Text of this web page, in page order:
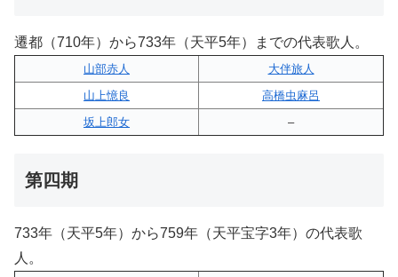
遷都（710年）から733年（天平5年）までの代表歌人。
山部赤人
大伴旅人
山上憶良
高橋虫麻呂
坂上郎女
–
第四期
733年（天平5年）から759年（天平宝字3年）の代表歌
人。